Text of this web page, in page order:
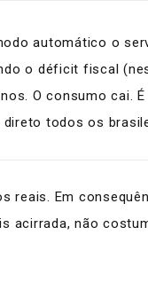
automático o
o déficit fiscal
O consumo cai.
todos os
reais. Em
acirrada, não